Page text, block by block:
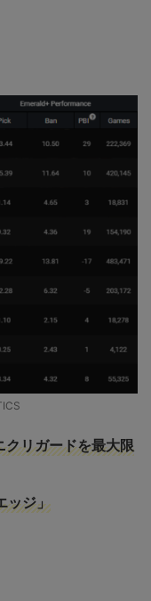
クリガードを最大限
ッジ」